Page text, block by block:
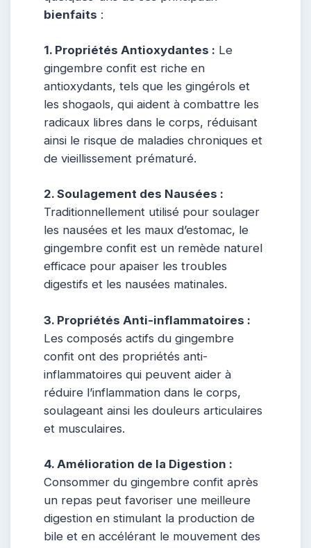
bienfaits :
1. Propriétés Antioxydantes : Le
gingembre confit est riche en
antioxydants, tels que les gingérols et
les shogaols, qui aident à combattre les
radicaux libres dans le corps, réduisant
ainsi le risque de maladies chroniques et
de vieillissement prématuré.
2. Soulagement des Nausées :
Traditionnellement utilisé pour soulager
les nausées et les maux d’estomac, le
gingembre confit est un remède naturel
efficace pour apaiser les troubles
digestifs et les nausées matinales.
3. Propriétés Anti-inflammatoires :
Les composés actifs du gingembre
confit ont des propriétés anti-
inflammatoires qui peuvent aider à
réduire l’inflammation dans le corps,
soulageant ainsi les douleurs articulaires
et musculaires.
4. Amélioration de la Digestion :
Consommer du gingembre confit après
un repas peut favoriser une meilleure
digestion en stimulant la production de
bile et en accélérant le mouvement des